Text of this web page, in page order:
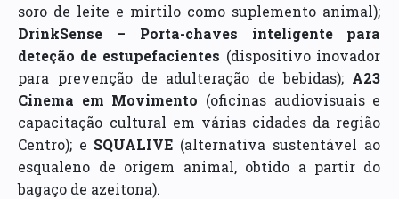
soro de leite e mirtilo como suplemento animal);
DrinkSense – Porta-chaves inteligente para
deteção de estupefacientes (dispositivo inovador
para prevenção de adulteração de bebidas); A23
Cinema em Movimento (oficinas audiovisuais e
capacitação cultural em várias cidades da região
Centro); e SQUALIVE (alternativa sustentável ao
esqualeno de origem animal, obtido a partir do
bagaço de azeitona).